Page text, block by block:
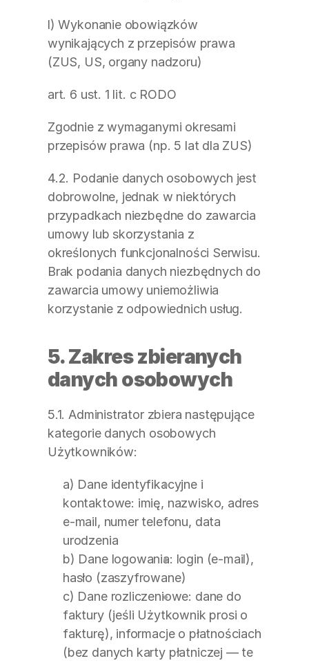
l) Wykonanie obowiązków
wynikających z przepisów prawa
(ZUS, US, organy nadzoru)
art. 6 ust. 1 lit. c RODO
Zgodnie z wymaganymi okresami
przepisów prawa (np. 5 lat dla ZUS)
4.2. Podanie danych osobowych jest
dobrowolne, jednak w niektórych
przypadkach niezbędne do zawarcia
umowy lub skorzystania z
określonych funkcjonalności Serwisu.
Brak podania danych niezbędnych do
zawarcia umowy uniemożliwia
korzystanie z odpowiednich usług.
5. Zakres zbieranych
danych osobowych
5.1. Administrator zbiera następujące
kategorie danych osobowych
Użytkowników:
a) Dane identyfikacyjne i
kontaktowe: imię, nazwisko, adres
e-mail, numer telefonu, data
urodzenia
b) Dane logowania: login (e-mail),
hasło (zaszyfrowane)
c) Dane rozliczeniowe: dane do
faktury (jeśli Użytkownik prosi o
fakturę), informacje o płatnościach
(bez danych karty płatniczej — te